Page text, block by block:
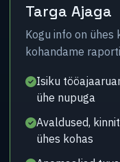
Targa Ajaga
Kogu info on ühes
kohandame
Isiku
ühe nupuga
Avaldused,
ühes kohas